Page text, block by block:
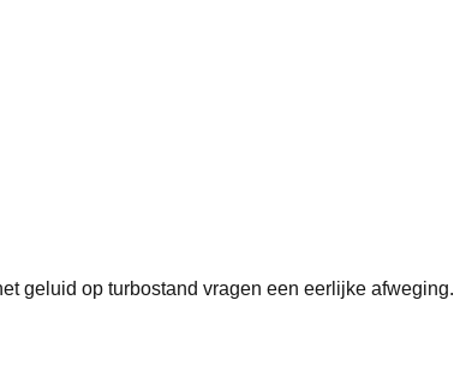
geluid op turbostand vragen een eerlijke afweging.